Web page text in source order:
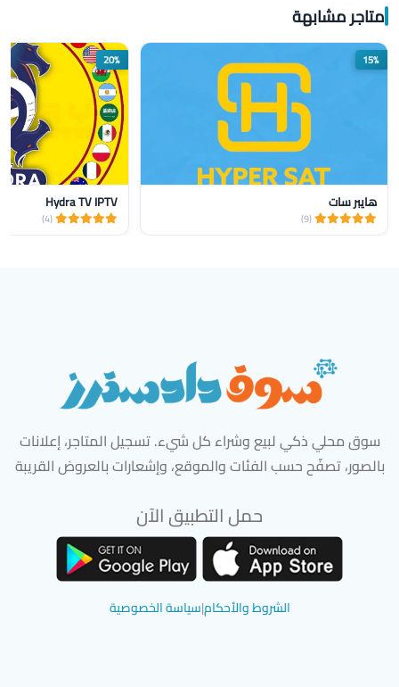
متاجر مشابهة
15%
هايبر سات
(9)
20%
Hydra TV IPTV
(4)
سوق محلي ذكي لبيع وشراء كل شيء. تسجيل المتاجر، إعلانات
بالصور، تصفّح حسب الفئات والموقع، وإشعارات بالعروض القريبة
حمل التطبيق الآن
الشروط والأحكام|سياسة الخصوصية